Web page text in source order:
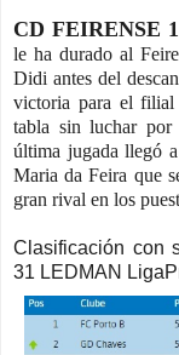
CD FEIRENSE
le ha durado al
Didi antes del
victoria para el filial
tabla sin luchar
última jugada llegó
Maria da Feira que
gran rival en los
Clasificación con
31 LEDMAN